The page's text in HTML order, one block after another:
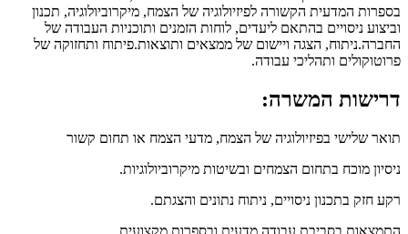
בספרות המדעית הקשורה לפיזיולוגיה של הצמח, מיקרוביולוגיה, תכנון
וביצוע ניסויים בהתאם ליעדים, לוחות הזמנים ותוכניות העבודה של
החברה.ניתוח, הצגה ויישום של ממצאים ותוצאות.פיתוח ותחזוקה של
פרוטוקולים ותהליכי עבודה.
דרישות המשרה:
תואר שלישי בפיזיולוגיה של הצמח, מדעי הצמח או תחום קשור
ניסיון מוכח בתחום הצמחים ובשיטות מיקרוביולוגיות.
רקע חזק בתכנון ניסויים, ניתוח נתונים והצגתם.
התמצאות בסביבת עבודה מדעית ובספרות מקצועית.